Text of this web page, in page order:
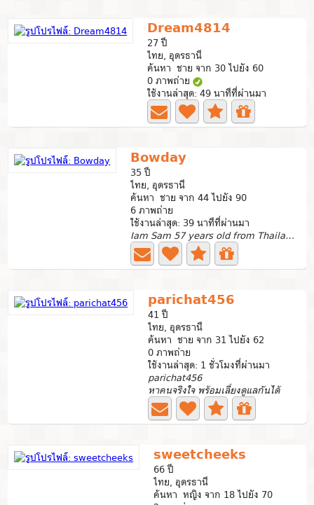
Dream4814
27 ปี
ไทย, อุดรธานี
ค้นหา ชาย จาก 30 ไปยัง 60
0 ภาพถ่าย
ใช้งานล่าสุด: 49 นาทีที่ผ่านมา
Bowday
35 ปี
ไทย, อุดรธานี
ค้นหา ชาย จาก 44 ไปยัง 90
6 ภาพถ่าย
ใช้งานล่าสุด: 39 นาทีที่ผ่านมา
Iam Sam 57 years old from Thailand 🇹🇭 And iam single I...
parichat456
41 ปี
ไทย, อุดรธานี
ค้นหา ชาย จาก 31 ไปยัง 62
0 ภาพถ่าย
ใช้งานล่าสุด: 1 ชั่วโมงที่ผ่านมา
parichat456
หาคนจริงใจ พร้อมเลี้ยงดูแลกันได้
sweetcheeks
66 ปี
ไทย, อุดรธานี
ค้นหา หญิง จาก 18 ไปยัง 70